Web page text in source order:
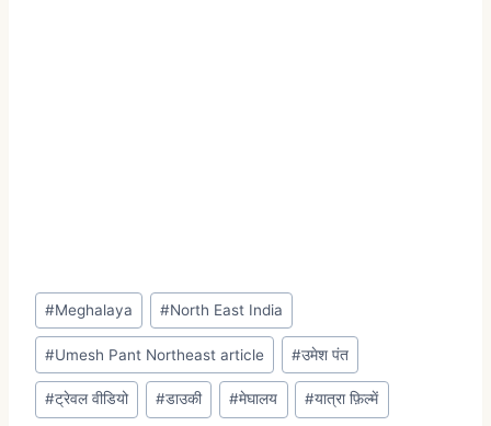
#Meghalaya #North East India
#Umesh Pant Northeast article #उमेश पंत
#ट्रेवल वीडियो #डाउकी #मेघालय #यात्रा फ़िल्में